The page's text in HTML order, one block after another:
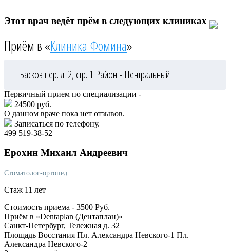
Этот врач ведёт прём в следующих клиниках
Приём в «Клиника Фомина»
Басков пер. д. 2, стр. 1 Район - Центральный
Первичный прием по специализации -
24500 руб.
О данном враче пока нет отзывов.
Записаться по телефону.
499 519-38-52
Ерохин Михаил Андреевич
Стоматолог-ортопед
Стаж 11 лет
Стоимость приема - 3500 Руб.
Приём в «Dentaplan (Дентаплан)»
Санкт-Петербург, Тележная д. 32
Площадь Восстания Пл. Александра Невского-1 Пл.
Александра Невского-2